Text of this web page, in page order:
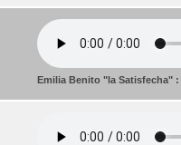
Emilia Benito "la Satisfecha"